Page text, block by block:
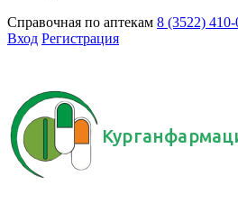
Справочная по аптекам 8 (3522) 410-
Вход Регистрация